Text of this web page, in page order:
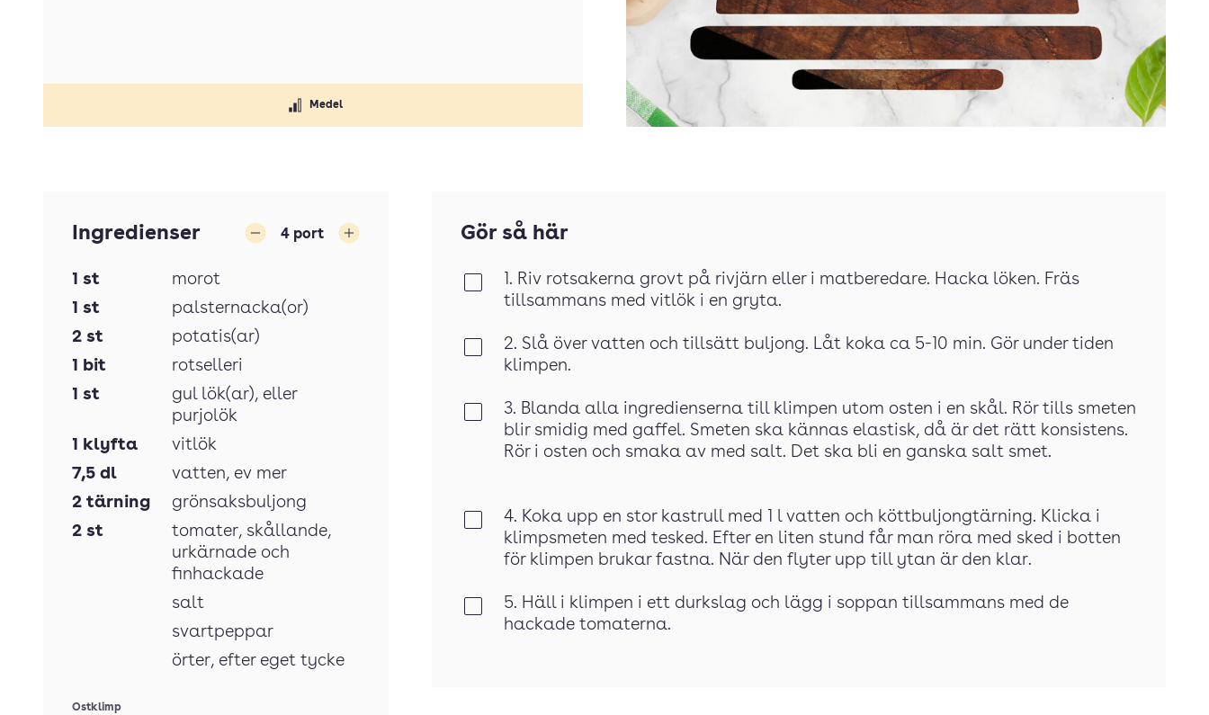
Medel
Ingredienser 4 port
1 st
morot
1 st
palsternacka(or)
2 st
potatis(ar)
1 bit
rotselleri
1 st gul lök(ar), eller
purjolök
1 klyfta
vitlök
7,5 dl vatten, ev mer
2 tärning
grönsaksbuljong
2 st tomater, skållande,
urkärnade och
finhackade
salt
svartpeppar
örter, efter eget tycke
Ostklimp
Gör så här
1. Riv rotsakerna grovt på rivjärn eller i matberedare. Hacka löken. Fräs
tillsammans med vitlök i en gryta.
2. Slå över vatten och tillsätt buljong. Låt koka ca 5-10 min. Gör under tiden
klimpen.
3. Blanda alla ingredienserna till klimpen utom osten i en skål. Rör tills smeten
blir smidig med gaffel. Smeten ska kännas elastisk, då är det rätt konsistens.
Rör i osten och smaka av med salt. Det ska bli en ganska salt smet.
4. Koka upp en stor kastrull med 1 l vatten och köttbuljongtärning. Klicka i
klimpsmeten med tesked. Efter en liten stund får man röra med sked i botten
för klimpen brukar fastna. När den flyter upp till ytan är den klar.
5. Häll i klimpen i ett durkslag och lägg i soppan tillsammans med de
hackade tomaterna.